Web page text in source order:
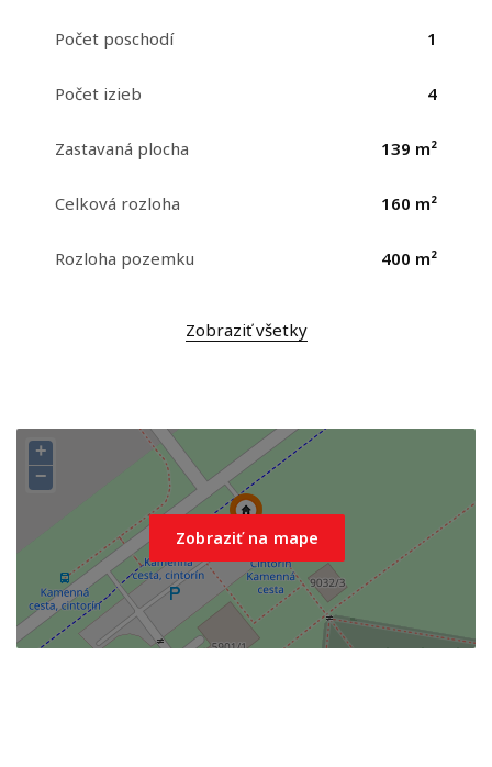
Počet poschodí 1
Počet izieb 4
Zastavaná plocha 139 m²
Celková rozloha 160 m²
Rozloha pozemku 400 m²
Zobraziť všetky
Zobraziť na mape
+
−